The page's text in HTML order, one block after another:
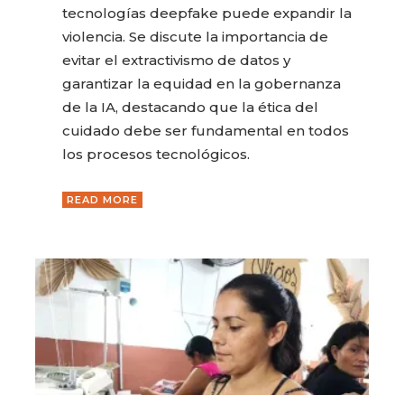
tecnologías deepfake puede expandir la
violencia. Se discute la importancia de
evitar el extractivismo de datos y
garantizar la equidad en la gobernanza
de la IA, destacando que la ética del
cuidado debe ser fundamental en todos
los procesos tecnológicos.
READ MORE